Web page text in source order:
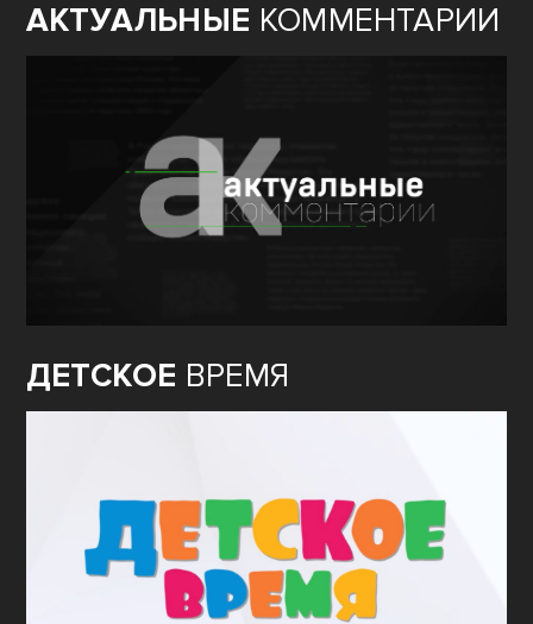
АКТУАЛЬНЫЕ КОММЕНТАРИИ
ДЕТСКОЕ ВРЕМЯ